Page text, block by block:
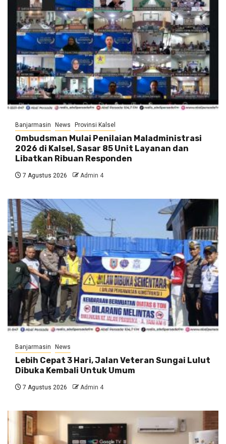
Banjarmasin News Provinsi Kalsel
Ombudsman Mulai Penilaian Maladministrasi
2026 di Kalsel, Sasar 85 Unit Layanan dan
Libatkan Ribuan Responden
7 Agustus 2026 Admin 4
Banjarmasin News
Lebih Cepat 3 Hari, Jalan Veteran Sungai Lulut
Dibuka Kembali Untuk Umum
7 Agustus 2026 Admin 4